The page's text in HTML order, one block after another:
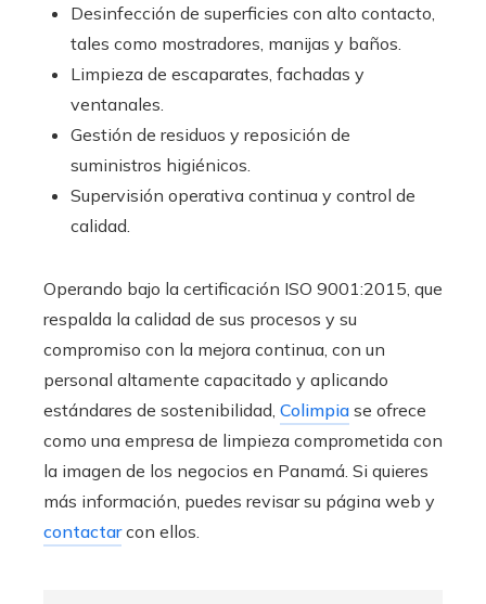
Desinfección de superficies con alto contacto,
tales como mostradores, manijas y baños.
Limpieza de escaparates, fachadas y
ventanales.
Gestión de residuos y reposición de
suministros higiénicos.
Supervisión operativa continua y control de
calidad.
Operando bajo la certificación ISO 9001:2015, que
respalda la calidad de sus procesos y su
compromiso con la mejora continua, con un
personal altamente capacitado y aplicando
estándares de sostenibilidad, Colimpia se ofrece
como una empresa de limpieza comprometida con
la imagen de los negocios en Panamá. Si quieres
más información, puedes revisar su página web y
contactarcon ellos.